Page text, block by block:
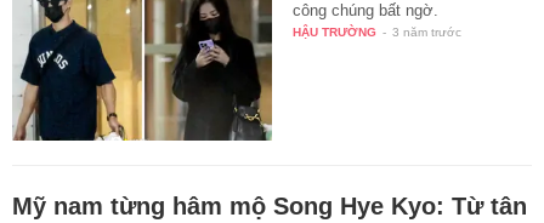
công chúng bất ngờ.
HẬU TRƯỜNG - 3 năm trước
Mỹ nam từng hâm mộ Song Hye Kyo: Từ tân